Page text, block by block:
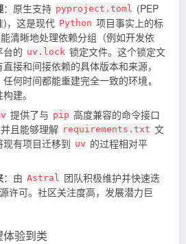
：原生支持 pyproject.toml (PEP
，这是现代 Python 项目事实上的标
能清晰地处理依赖分组（例如开发依
台的 uv.lock 锁定文件。这个锁定文
接和间接依赖的具体版本和来源，
何时间都能重建完全一致的环境，
建。
提供了与 pip 高度兼容的命令接口
且能够理解 requirements.txt 文
有项目迁移到 uv 的过程相对平
：由 Astral 团队积极维护并快速迭
许可。社区关注度高，发展潜力巨
体验到类